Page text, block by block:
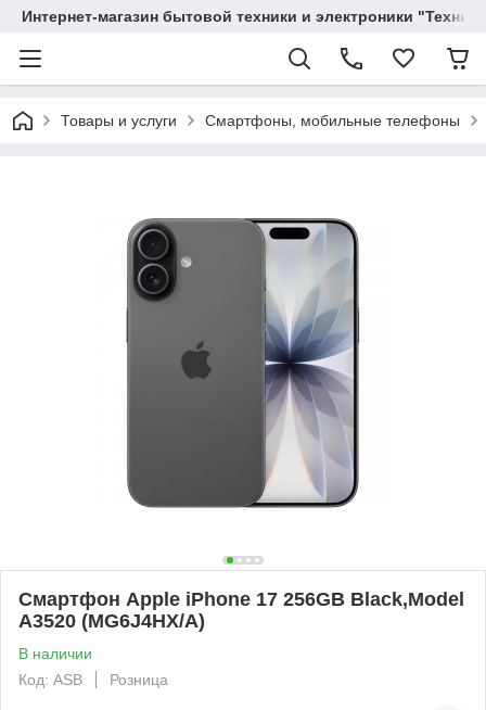
Интернет-магазин бытовой техники и электроники
Товары и услуги Смартфоны, мобильные телефоны
Смартфон Apple iPhone 17 256GB Black,Model
A3520 (MG6J4HX/A)
В наличии
Код: ASB
Розница